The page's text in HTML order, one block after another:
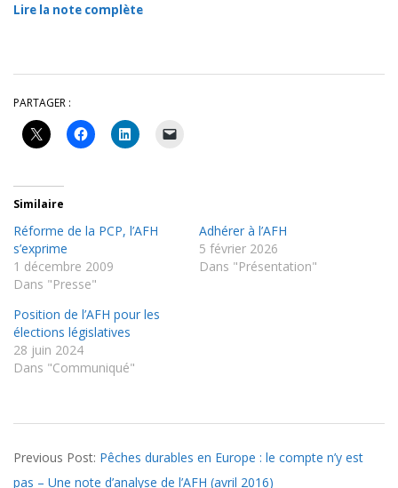
Lire la note complète
PARTAGER :
Similaire
Réforme de la PCP, l’AFH
s’exprime
1 décembre 2009
Dans "Presse"
Adhérer à l’AFH
5 février 2026
Dans "Présentation"
Position de l’AFH pour les
élections législatives
28 juin 2024
Dans "Communiqué"
05-
19
Previous Post: Pêches durables en Europe : le compte n’y est
pas – Une note d’analyse de l’AFH (avril 2016)